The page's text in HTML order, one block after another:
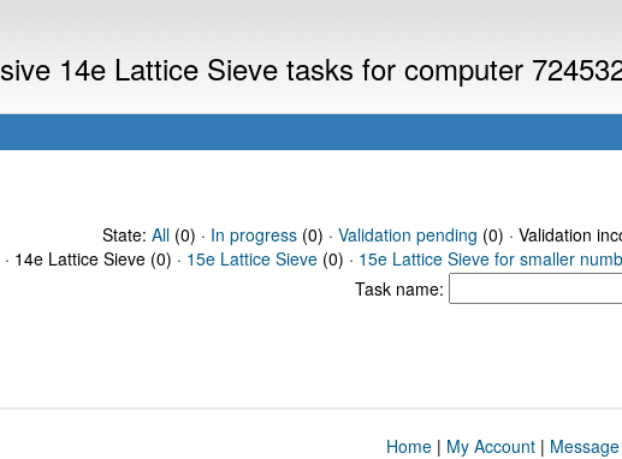
14e Lattice Sieve tasks for computer
State: All(0) · In progress(0) · Validation pending (0) · Validation
14e Lattice Sieve (0) · 15e Lattice Sieve (0) · 15e Lattice Sieve for smaller
Task name:
Home| My Account|